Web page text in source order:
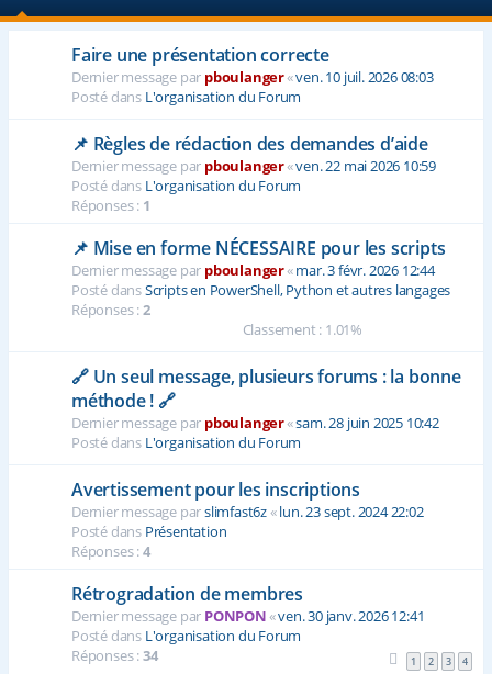
e
Faire une présentation correcte
Dernier message par pboulanger«ven. 10 juil. 2026 08:03
Posté dans L'organisation du Forum
📌 Règles de rédaction des demandes d’aide
Dernier message par pboulanger«ven. 22 mai 2026 10:59
Posté dans L'organisation du Forum
Réponses : 1
📌 Mise en forme NÉCESSAIRE pour les scripts
Dernier message par pboulanger«mar. 3 févr. 2026 12:44
Posté dansScripts en PowerShell, Python et autres langages
Réponses :2
Classement : 1.01%
🔗 Un seul message, plusieurs forums : la bonne
méthode ! 🔗
Dernier message par pboulanger«sam. 28 juin 2025 10:42
Posté dans L'organisation du Forum
Avertissement pour les inscriptions
Dernier message parslimfast6z«lun. 23 sept. 2024 22:02
Posté dans Présentation
Réponses :4
Rétrogradation de membres
Dernier message par PONPON«ven. 30 janv. 2026 12:41
Posté dans L'organisation du Forum
Réponses :34 1 2 3 4